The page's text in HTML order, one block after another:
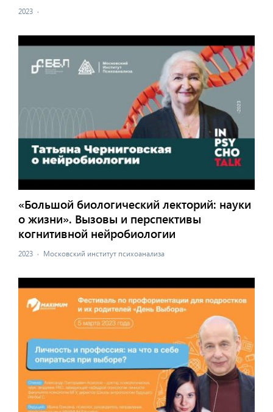
2023 ·
«Большой биологический лекторий: науки
о жизни». Вызовы и перспективы
когнитивной нейробиологии
2023 · Московский институт психоанализа